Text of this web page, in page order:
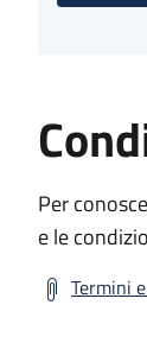
Per
e le
Termini